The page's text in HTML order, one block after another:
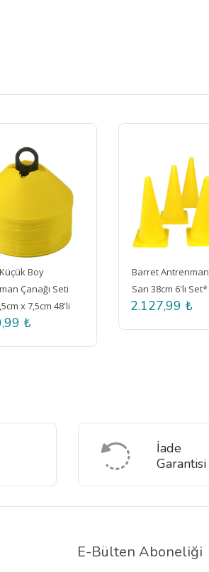
Barret Antrenman Hunisi
Sarı 38cm 6'lı Set*
2.127,99 ₺
İade
Garantisi
E-Bülten Aboneliği